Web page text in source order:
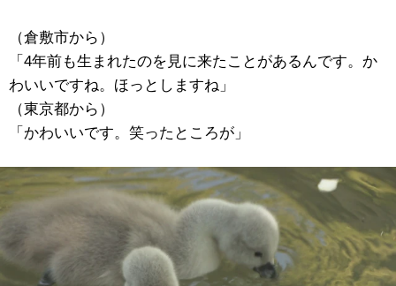
（倉敷市から）
「4年前も生まれたのを見に来たことがあるんです。か
わいいですね。ほっとしますね」
（東京都から）
「かわいいです。笑ったところが」